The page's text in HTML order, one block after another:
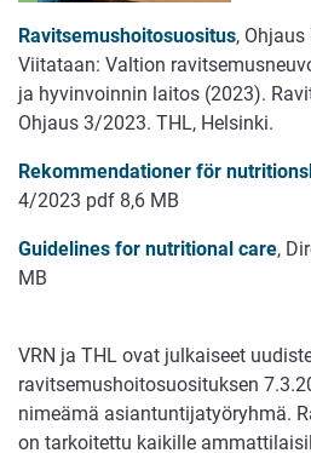
Ravitsemushoitosuositus,
Viitataan: Valtion
ja hyvinvoinnin laitos (2023).
Ohjaus 3/2023. THL, Helsinki.
Rekommendationer för
4/2023 pdf 8,6 MB
Guidelines for nutritional care,
MB
VRN ja THL ovat julkaiseet
ravitsemushoitosuosituksen
nimeämä asiantuntijatyöryhmä.
on tarkoitettu kaikille